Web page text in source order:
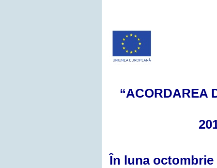
“ACORDAREA
În luna octombrie